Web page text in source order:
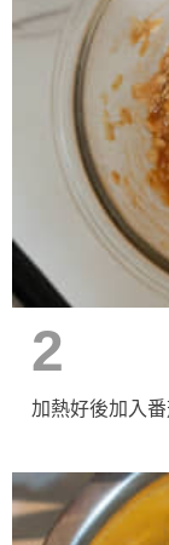
2
加熱好後加入番